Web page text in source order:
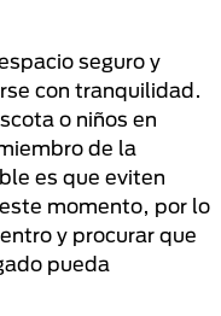
seguro y
con tranquilidad.
o niños en
de la
es que eviten
momento, por lo
y procurar que
pueda